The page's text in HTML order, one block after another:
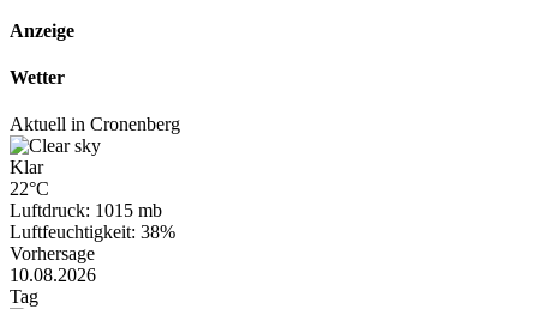
Anzeige
Wetter
Aktuell in Cronenberg
Klar
22°C
Luftdruck: 1015 mb
Luftfeuchtigkeit: 38%
Vorhersage
10.08.2026
Tag